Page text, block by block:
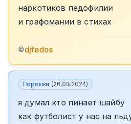
наркотиков педофилии
и графомании в стихах
©djfedos
Порошки (26.03.2024)
я думал кто пинает шайбу
как футболист у нас на